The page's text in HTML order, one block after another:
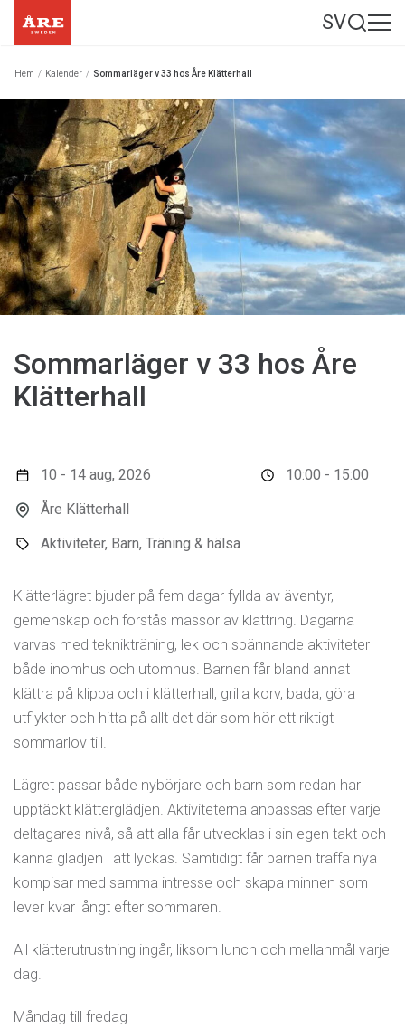
SV
Hem / Kalender / Sommarläger v 33 hos Åre Klätterhall
Sommarläger v 33 hos Åre
Klätterhall
10 - 14 aug, 2026
Åre Klätterhall
Aktiviteter, Barn, Träning & hälsa
10:00 - 15:00
Klätterlägret bjuder på fem dagar fyllda av äventyr,
gemenskap och förstås massor av klättring. Dagarna
varvas med teknikträning, lek och spännande aktiviteter
både inomhus och utomhus. Barnen får bland annat
klättra på klippa och i klätterhall, grilla korv, bada, göra
utflykter och hitta på allt det där som hör ett riktigt
sommarlov till.
Lägret passar både nybörjare och barn som redan har
upptäckt klätterglädjen. Aktiviteterna anpassas efter varje
deltagares nivå, så att alla får utvecklas i sin egen takt och
känna glädjen i att lyckas. Samtidigt får barnen träffa nya
kompisar med samma intresse och skapa minnen som
lever kvar långt efter sommaren.
All klätterutrustning ingår, liksom lunch och mellanmål varje
dag.
Måndag till fredag